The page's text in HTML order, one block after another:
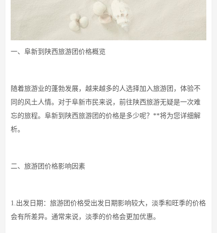
一、阜新到陕西旅游团价格概览
随着旅游业的蓬勃发展，越来越多的人选择加入旅游团，体验不
同的风土人情。对于阜新市民来说，前往陕西旅游无疑是一次难
忘的旅程。阜新到陕西旅游团的价格是多少呢？**将为您详细解
析。
二、旅游团价格影响因素
1.出发日期：旅游团价格受出发日期影响较大，淡季和旺季的价格
会有所差异。通常来说，淡季的价格会更加优惠。